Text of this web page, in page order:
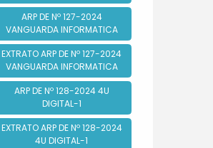
ARP DE Nº 127-2024
VANGUARDA INFORMATICA
EXTRATO ARP DE Nº 127-2024
VANGUARDA INFORMATICA
ARP DE Nº 128-2024 4U
DIGITAL-1
EXTRATO ARP DE Nº 128-2024
4U DIGITAL-1